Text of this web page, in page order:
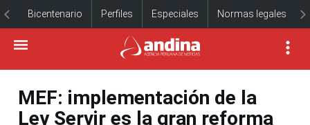
Bicentenario Perfiles Especiales Normas legales
MEF: implementación de la
Ley Servir es la gran reforma